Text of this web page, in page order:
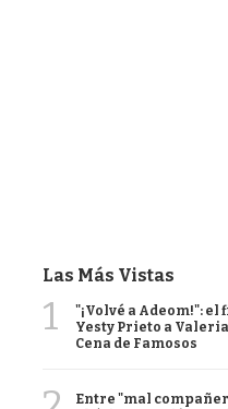
Las Más Vistas
1
"¡Volvé a Adeom!":
Yesty Prieto a
Cena de Famosos
Entre "mal